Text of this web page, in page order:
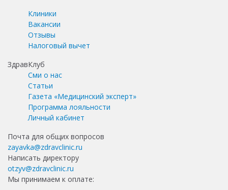
Клиники
Вакансии
Отзывы
Налоговый вычет
ЗдравКлуб
Сми о нас
Статьи
Газета «Медицинский эксперт»
Программа лояльности
Личный кабинет
Почта для общих вопросов
zayavka@zdravclinic.ru
Написать директору
otzyv@zdravclinic.ru
Мы принимаем к оплате: